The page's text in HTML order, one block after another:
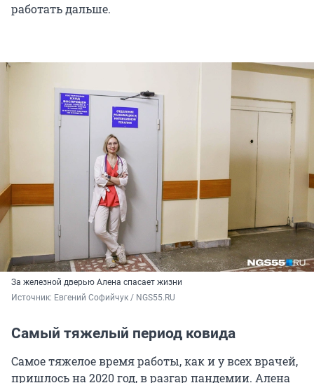
работать дальше.
За железной дверью Алена спасает жизни
Источник: Евгений Софийчук / NGS55.RU
Самый тяжелый период ковида
Самое тяжелое время работы, как и у всех врачей,
пришлось на 2020 год, в разгар пандемии. Алена